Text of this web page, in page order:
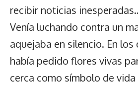
recibir noticias
Venía luchando contra un
aquejaba en silencio. En
había pedido flores vivas
cerca como símbolo de